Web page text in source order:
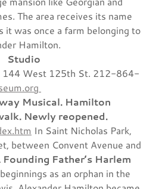
The area receives its name
it was once a farm belonging to
Hamilton.
Studio
144 West 125th St. 212-864-
Musical. Hamilton
Newly reopened.
In Saint Nicholas Park,
between Convent Avenue and
Founding Father’s Harlem
as an orphan in the